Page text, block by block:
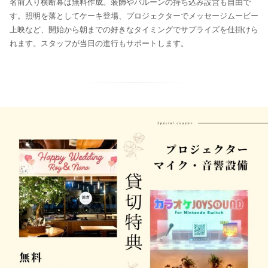
す。照明を落としてケーキ登場、プロジェクターでメッセージムービー
上映など、開始から朝までの好きなタイミングでサプライズを仕掛けら
れます。スタッフが当日の進行もサポートします。